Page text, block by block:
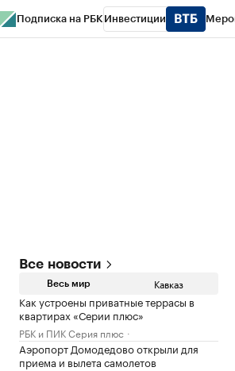
Подписка на РБК Инвестиции
Все новости
Весь мир Кавказ
Как устроены приватные террасы в
квартирах «Серии плюс»
РБК и ПИК Серия плюс
Аэропорт Домодедово открыли для
приема и вылета самолетов